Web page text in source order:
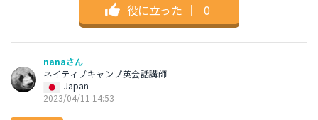
役に立った ｜ 0
nanaさん
ネイティブキャンプ英会話講師
Japan
2023/04/11 14:53